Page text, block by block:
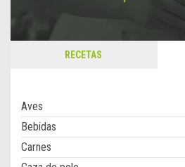
RECETAS
Aves
Bebidas
Carnes